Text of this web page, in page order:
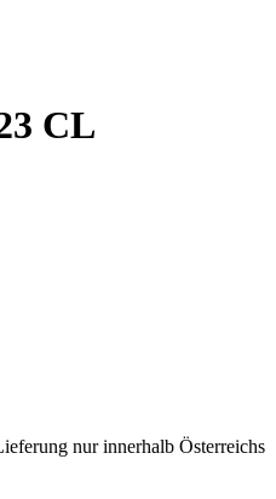
CL
nur innerhalb Österreichs